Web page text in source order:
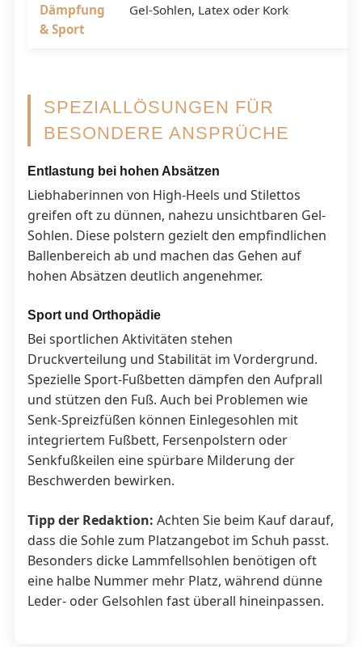
Dämpfung
& Sport
Gel-Sohlen, Latex oder Kork
SPEZIALLÖSUNGEN FÜR
BESONDERE ANSPRÜCHE
Entlastung bei hohen Absätzen
Liebhaberinnen von High-Heels und Stilettos
greifen oft zu dünnen, nahezu unsichtbaren Gel-
Sohlen. Diese polstern gezielt den empfindlichen
Ballenbereich ab und machen das Gehen auf
hohen Absätzen deutlich angenehmer.
Sport und Orthopädie
Bei sportlichen Aktivitäten stehen
Druckverteilung und Stabilität im Vordergrund.
Spezielle Sport-Fußbetten dämpfen den Aufprall
und stützen den Fuß. Auch bei Problemen wie
Senk-Spreizfüßen können Einlegesohlen mit
integriertem Fußbett, Fersenpolstern oder
Senkfußkeilen eine spürbare Milderung der
Beschwerden bewirken.
Tipp der Redaktion: Achten Sie beim Kauf darauf,
dass die Sohle zum Platzangebot im Schuh passt.
Besonders dicke Lammfellsohlen benötigen oft
eine halbe Nummer mehr Platz, während dünne
Leder- oder Gelsohlen fast überall hineinpassen.